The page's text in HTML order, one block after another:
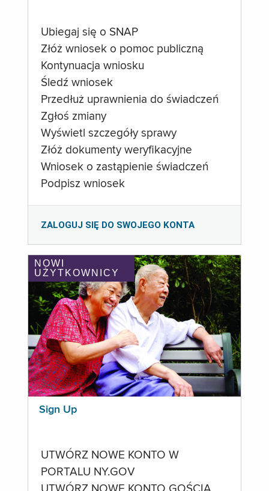
Ubiegaj się o SNAP
Złóż wniosek o pomoc publiczną
Kontynuacja wniosku
Śledź wniosek
Przedłuż uprawnienia do świadczeń
Zgłoś zmiany
Wyświetl szczegóły sprawy
Złóż dokumenty weryfikacyjne
Wniosek o zastąpienie świadczeń
Podpisz wniosek
ZALOGUJ SIĘ DO SWOJEGO KONTA
NOWI
UŻYTKOWNICY
Sign Up
UTWÓRZ NOWE KONTO W
PORTALU NY.GOV